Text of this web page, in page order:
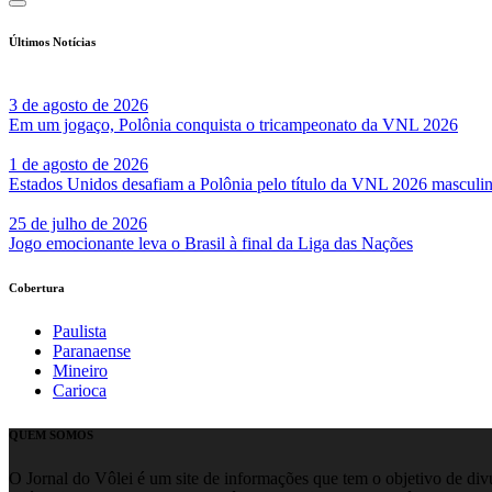
Últimos Notícias
3 de agosto de 2026
Em um jogaço, Polônia conquista o tricampeonato da VNL 2026
1 de agosto de 2026
Estados Unidos desafiam a Polônia pelo título da VNL 2026
25 de julho de 2026
Jogo emocionante leva o Brasil à final da Liga das Nações
Cobertura
Paulista
Paranaense
Mineiro
Carioca
QUEM SOMOS
O Jornal do Vôlei é um site de informações que tem o objetivo de